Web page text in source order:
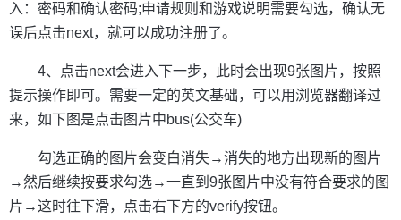
入：密码和确认密码;申请规则和游戏说明需要勾选，确认无
误后点击next，就可以成功注册了。
4、点击next会进入下一步，此时会出现9张图片，按照
提示操作即可。需要一定的英文基础，可以用浏览器翻译过
来，如下图是点击图片中bus(公交车)
勾选正确的图片会变白消失→消失的地方出现新的图片
→然后继续按要求勾选→一直到9张图片中没有符合要求的图
片→这时往下滑，点击右下方的verify按钮。